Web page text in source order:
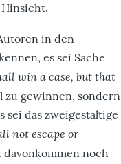
in den
es sei Sache
win a case, but that
zu gewinnen, sondern
sei das zweigestaltige
not escape or
davonkommen noch